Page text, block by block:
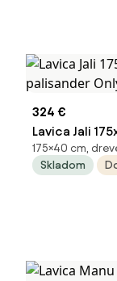
324 €
Lavica Jali
palisander
175×40 cm,
Skladom